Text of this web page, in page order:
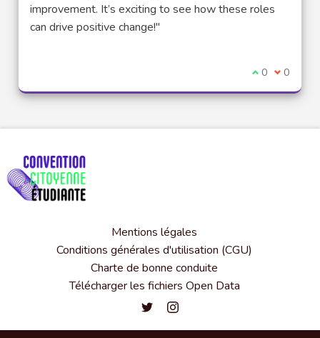
improvement. It’s exciting to see how these roles
can drive positive change!"
Je suis
0 Je ne
0
Mentions légales
Conditions générales d'utilisation (CGU)
Charte de bonne conduite
Télécharger les fichiers Open Data
Convention citoyenne étudiante
Convention citoyenne